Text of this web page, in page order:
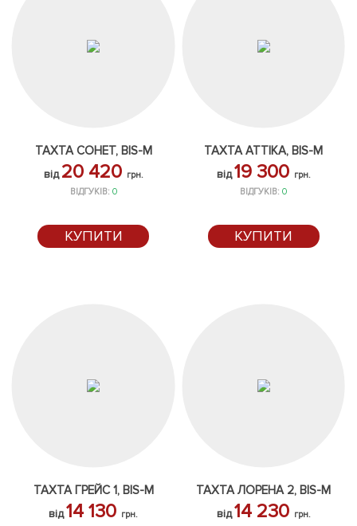
ТАХТА СОНЕТ, BIS-M
від 20 420 грн.
ВІДГУКІВ: 0
КУПИТИ
ТАХТА АТТІКА, BIS-M
від 19 300 грн.
ВІДГУКІВ:0
КУПИТИ
ТАХТА ГРЕЙС 1, BIS-M
від14 130 грн.
ТАХТА ЛОРЕНА 2, BIS-M
від 14 230 грн.